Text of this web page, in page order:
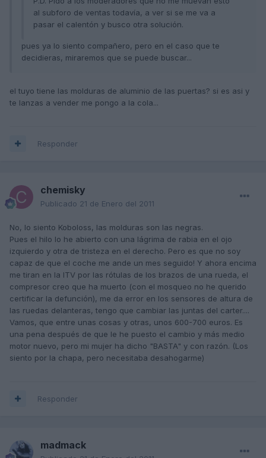
al subforo de ventas todavía, a ver si se me va a
pasar el calentón y busco otra solución.
pues ya lo siento compañero, pero en el caso que te
decidieras, miraremos que se puede buscar...
el tuyo tiene las molduras de aluminio de las puertas? si es asi y
te lanzas a vender me pongo a la cola...
Responder
chemisky
Publicado 21 de Enero del 2011
No, lo siento Koboloss, las molduras son las negras.
Pues el hilo lo he abierto con una lágrima de rabia en el ojo
izquierdo y otra de tristeza en el derecho. Pero es que no soy
capaz de que el coche me ande un mes seguido! Y ahora encima
me tiran en la ITV por las rótulas de los brazos de una rueda, el
compresor creo que ha muerto (con el mosqueo no he querido
certificar la defunción), me da error en los sensores de altura de
las ruedas delanteras, tengo que cambiar las juntas del carter....
Vamos, que entre unas cosas y otras, unos 600-700 euros. Es
una pena después de que le he puesto el cambio y más medio
motor nuevo, pero mi mujer ha dicho "BASTA" y con razón. (Los
siento por la chapa, pero necesitaba desahogarme)
Responder
madmack